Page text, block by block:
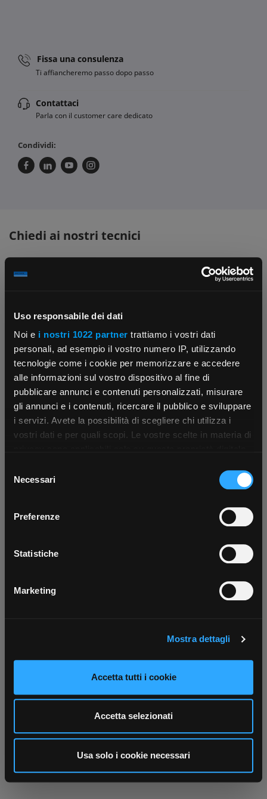
Uso responsabile dei dati
Noi e i nostri 1022 partner trattiamo i vostri dati
personali, ad esempio il vostro numero IP, utilizzando
tecnologie come i cookie per memorizzare e accedere
alle informazioni sul vostro dispositivo al fine di
pubblicare annunci e contenuti personalizzati, misurare
gli annunci e i contenuti, ricercare il pubblico e sviluppare
i servizi. Avete la possibilità di scegliere chi utilizza i
vostri dati e per quali scopi. Le vostre scelte in materia di
modificare o revocare il proprio consenso in qualsiasi
momento dalla Dichiarazione sui cookie o facendo clic
raccogliere informazioni sulla tua posizione
geografica, con un'approssimazione di qualche
Identificare il tuo dispositivo, scansionandolo
Approfondisci come vengono elaborati i tuoi dati personali
dalla Dichiarazione sui cookie.
Utilizziamo i cookie per personalizzare contenuti ed
analizzare il nostro traffico. Condividiamo inoltre
informazioni sul modo in cui utilizza il nostro sito con i
nostri partner che si occupano di analisi dei dati web,
pubblicità e social media, i quali potrebbero combinarle
delNecessari
Preferenze
Statistiche
Marketing
Mostra dettagli
Accetta tutti i cookie
Accetta selezionati
Usa solo i cookie necessari
×
App Rexel Italia
tutti i servizi ovunque tu sia!
Scarica ora
Fissa una consulenza
Ti affiancheremo passo dopo passo
Contattaci
Parla con il customer care dedicato
Condividi:
Chiedi ai nostri tecnici
Contattaci
Parla con il customer care dedicato
Fissa una consulenza
Ti affiancheremo passo dopo passo
Punti vendita
Negozi di materiale elettrico vicino a